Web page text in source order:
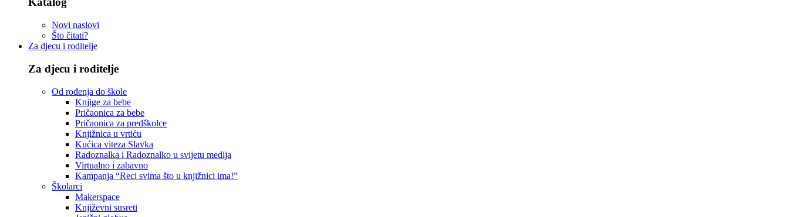
Novi naslovi
Što čitati?
Za djecu i roditelje
Za djecu i roditelje
Od rođenja do škole
Knjige za bebe
Pričaonica za bebe
Pričaonica za predškolce
Knjižnica u vrtiću
Kućica viteza Slavka
Radoznalka i Radoznalko u svijetu medija
Virtualno i zabavno
Kampanja “Reci svima što u knjižnici ima!”
Školarci
Makerspace
Književni susreti